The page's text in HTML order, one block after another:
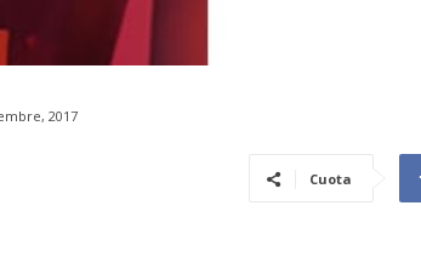
2017
Cuota